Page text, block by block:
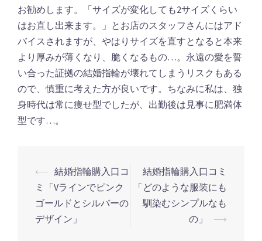
お勧めします。「サイズが変化しても2サイズくらい
はお直し出来ます。」とお店のスタッフさんにはアド
バイスされますが、やはりサイズを直すとなると本来
より厚みが薄くなり、脆くなるもの…。永遠の愛を誓
い合った証拠の結婚指輪が壊れてしまうリスクもある
ので、慎重に考えた方が良いです。ちなみに私は、独
身時代は常に痩せ型でしたが、出勤後は見事に肥満体
型です…。
投
稿
ナ
ビ
⟵ 結婚指輪購入口コ
ミ「Vラインでピンク
ゴールドとシルバーの
デザイン」
結婚指輪購入口コミ
「どのような服装にも
馴染むシンプルなも
の」
⟶